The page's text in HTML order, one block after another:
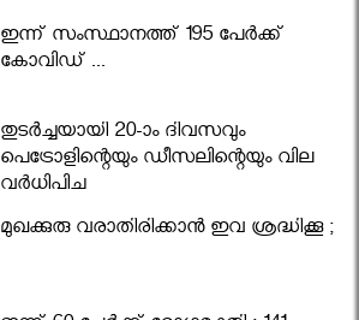
ഇന്ന് സംസ്ഥാനത്ത് 195 പേര്‍ക്ക്
കോവിഡ് ...
തുടർച്ചയായി 20-ാം ദിവസവും
പെട്രോളിന്റെയും ഡീസലിന്റെയും വില
വര്‍ധിപ്പിച്ചു
മുഖക്കുരു വരാതിരിക്കാന്‍ ഇവ ശ്രദ്ധിക്കൂ ;